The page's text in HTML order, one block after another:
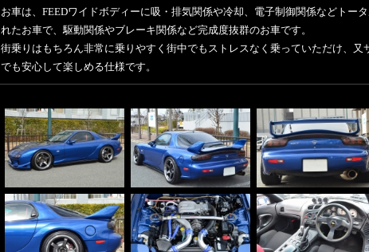
お車は、FEEDワイドボディーに吸・排気関係や冷却、電子制御関係などトー
れたお車で、駆動関係やブレーキ関係など完成度抜群のお車です。
街乗りはもちろん非常に乗りやすく街中でもストレスなく乗っていただけ、又
でも安心して楽しめる仕様です。